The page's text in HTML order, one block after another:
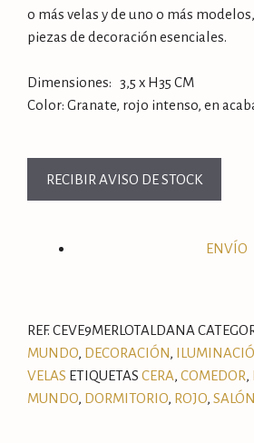
o más velas y de uno o más
piezas de decoración esenciales.
Dimensiones: 3,5 x H35 CM
Color: Granate, rojo intenso, en
ENVÍO
REF.CEVE9MERLOTALDANA
MUNDO, DECORACIÓN,
VELAS ETIQUETAS CERA, COMEDOR,
MUNDO, DORMITORIO, ROJO, SALÓN